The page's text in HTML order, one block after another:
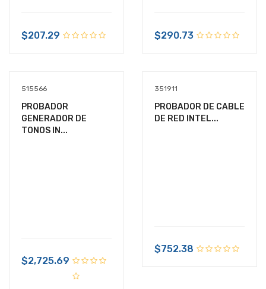
$207.29 $290.73
515566
PROBADOR
GENERADOR DE
TONOS IN...
$2,725.69
351911
PROBADOR DE CABLE
DE RED INTEL...
$752.38